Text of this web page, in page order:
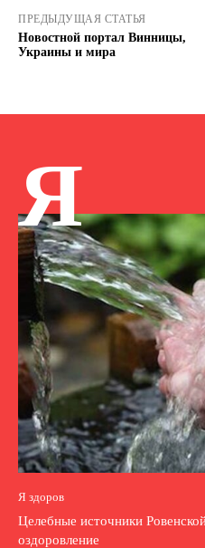
ПРЕДЫДУЩАЯ СТАТЬЯ
Новостной портал Винницы,
Украины и мира
Я
Я здоров
Целебные источники
оздоровление